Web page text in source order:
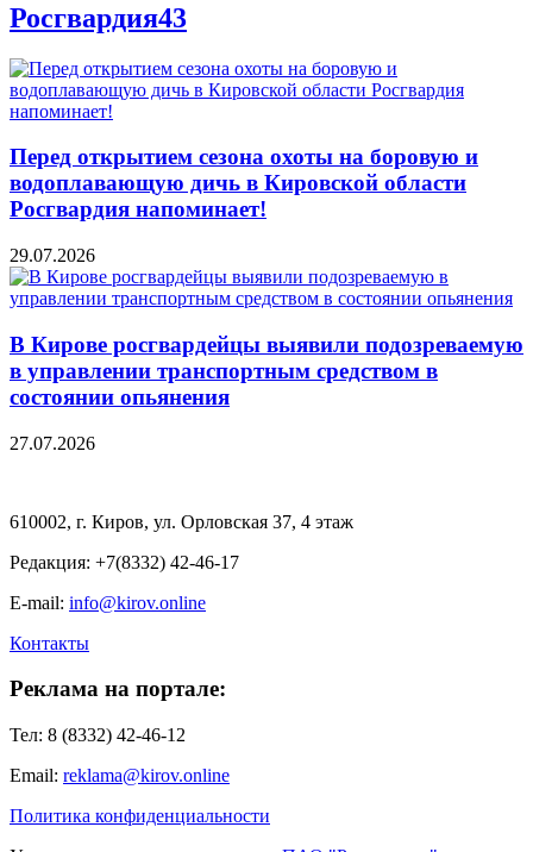
Росгвардия43
Перед открытием сезона охоты на боровую и
водоплавающую дичь в Кировской области
Росгвардия напоминает!
29.07.2026
В Кирове росгвардейцы выявили подозреваемую
в управлении транспортным средством в
состоянии опьянения
27.07.2026
610002, г. Киров, ул. Орловская 37, 4 этаж
Редакция: +7(8332) 42-46-17
E-mail: info@kirov.online
Контакты
Реклама на портале:
Тел: 8 (8332) 42-46-12
Email: reklama@kirov.online
Политика конфиденциальности